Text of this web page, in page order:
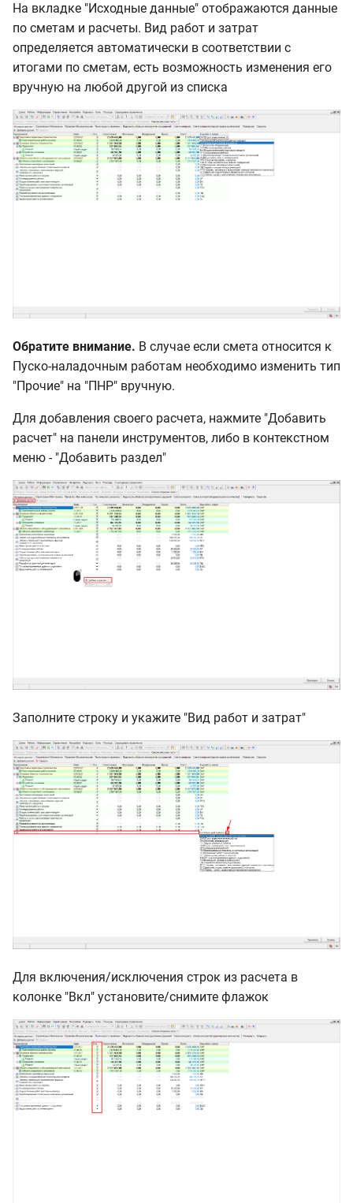
На вкладке "Исходные данные" отображаются данные
по сметам и расчеты. Вид работ и затрат
определяется автоматически в соответствии с
итогами по сметам, есть возможность изменения его
вручную на любой другой из списка
Обратите внимание. В случае если смета относится к
Пуско-наладочным работам необходимо изменить тип
"Прочие" на "ПНР" вручную.
Для добавления своего расчета, нажмите "Добавить
расчет" на панели инструментов, либо в контекстном
меню - "Добавить раздел"
Заполните строку и укажите "Вид работ и затрат"
Для включения/исключения строк из расчета в
колонке "Вкл" установите/снимите флажок